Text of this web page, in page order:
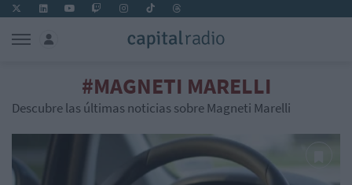
#MAGNETI MARELLI
Descubre las últimas noticias sobre Magneti Marelli